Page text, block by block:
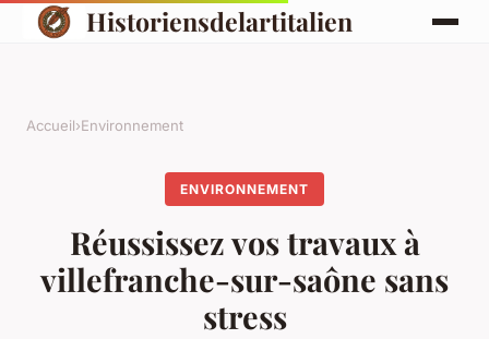
Historiensdelartitalien
Accueil›Environnement
ENVIRONNEMENT
Réussissez vos travaux à
villefranche-sur-saône sans
stress